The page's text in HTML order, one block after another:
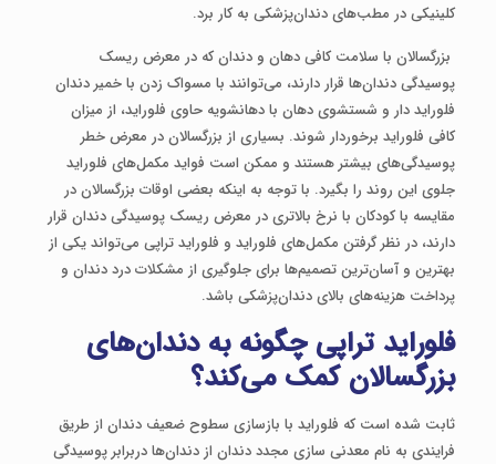
کلینیکی در مطب‌های دندان‌پزشکی به کار برد.
بزرگسالان با سلامت کافی دهان و دندان که در معرض ریسک
پوسیدگی دندان‌ها قرار دارند، می‌توانند با مسواک زدن با خمیر دندان
فلوراید دار و شستشوی دهان با دهانشویه حاوی فلوراید، از میزان
کافی فلوراید برخوردار شوند. بسیاری از بزرگسالان در معرض خطر
پوسیدگی‌های بیشتر هستند و ممکن است فواید مکمل‌های فلوراید
جلوی این روند را بگیرد. با توجه به اینکه بعضی اوقات بزرگسالان در
مقایسه با کودکان با نرخ بالاتری در معرض ریسک پوسیدگی دندان قرار
دارند، در نظر گرفتن مکمل‌های فلوراید و فلوراید تراپی می‌تواند یکی از
بهترین و آسان‌ترین تصمیم‌ها برای جلوگیری از مشکلات درد دندان و
پرداخت هزینه‌های بالای دندان‌پزشکی باشد.
فلوراید تراپی چگونه به دندان‌های
بزرگسالان کمک می‌کند؟
ثابت شده‌ است که فلوراید با بازسازی سطوح ضعیف دندان از طریق
فرایندی به نام معدنی سازی مجدد دندان از دندان‌ها دربرابر پوسیدگی